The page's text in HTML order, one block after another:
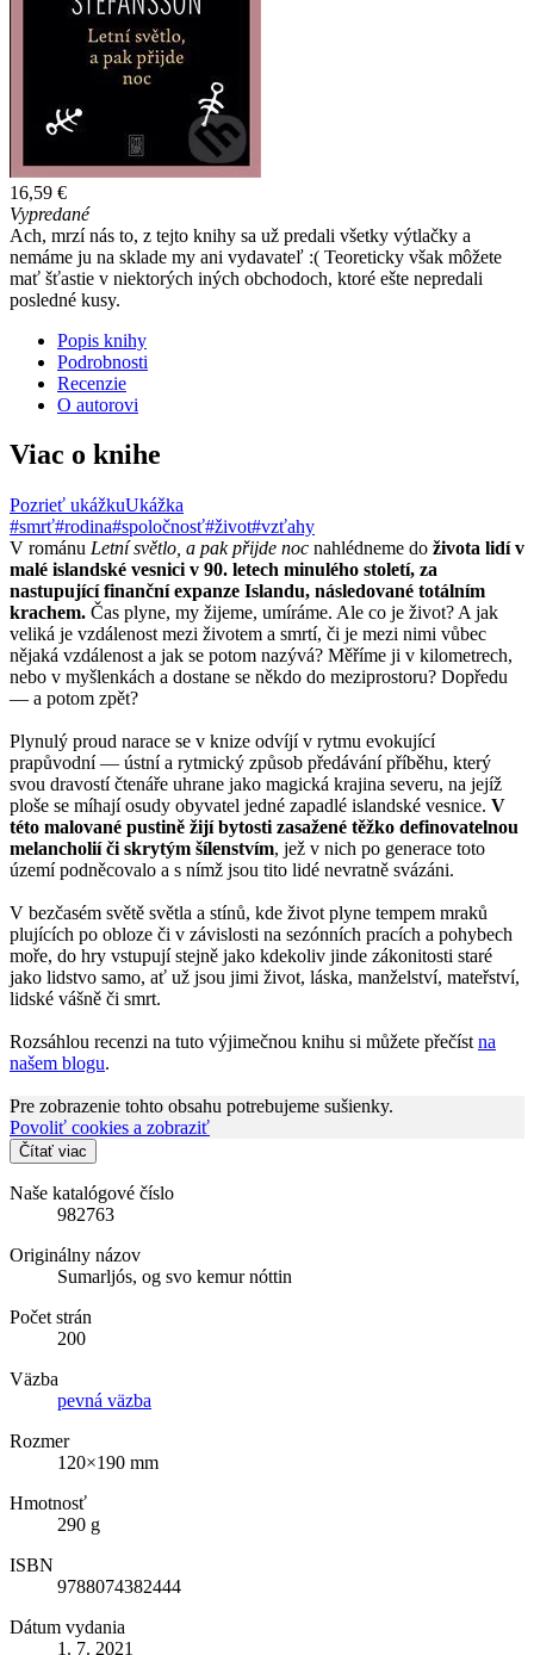
16,59 €
Vypredané
Ach, mrzí nás to, z tejto knihy sa už predali všetky výtlačky a
nemáme ju na sklade my ani vydavateľ :( Teoreticky však môžete
mať šťastie v niektorých iných obchodoch, ktoré ešte nepredali
posledné kusy.
Popis knihy
Podrobnosti
Recenzie
O autorovi
Viac o knihe
Pozrieť ukážkuUkážka
#smrť#rodina#spoločnosť#život#vzťahy
V románu Letní světlo, a pak přijde noc nahlédneme do života lidí v
malé islandské vesnici v 90. letech minulého století, za
nastupující finanční expanze Islandu, následované totálním
krachem. Čas plyne, my žijeme, umíráme. Ale co je život? A jak
veliká je vzdálenost mezi životem a smrtí, či je mezi nimi vůbec
nějaká vzdálenost a jak se potom nazývá? Měříme ji v kilometrech,
nebo v myšlenkách a dostane se někdo do meziprostoru? Dopředu
— a potom zpět?
Plynulý proud narace se v knize odvíjí v rytmu evokující
prapůvodní — ústní a rytmický způsob předávání příběhu, který
svou dravostí čtenáře uhrane jako magická krajina severu, na jejíž
ploše se míhají osudy obyvatel jedné zapadlé islandské vesnice. V
této malované pustině žijí bytosti zasažené těžko definovatelnou
melancholií či skrytým šílenstvím, jež v nich po generace toto
území podněcovalo a s nímž jsou tito lidé nevratně svázáni.
V bezčasém světě světla a stínů, kde život plyne tempem mraků
plujících po obloze či v závislosti na sezónních pracích a pohybech
moře, do hry vstupují stejně jako kdekoliv jinde zákonitosti staré
jako lidstvo samo, ať už jsou jimi život, láska, manželství, mateřství,
lidské vášně či smrt.
Rozsáhlou recenzi na tuto výjimečnou knihu si můžete přečíst na
našem blogu.
Pre zobrazenie tohto obsahu potrebujeme sušienky.
Povoliť cookies a zobraziť
Čítať viac
Naše katalógové číslo
982763
Originálny názov
Sumarljós, og svo kemur nóttin
Počet strán
200
Väzba
pevná väzba
Rozmer
120×190 mm
Hmotnosť
290 g
ISBN
9788074382444
Dátum vydania
1. 7. 2021